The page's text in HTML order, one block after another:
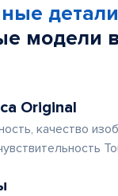
детали
модели
Original
качество